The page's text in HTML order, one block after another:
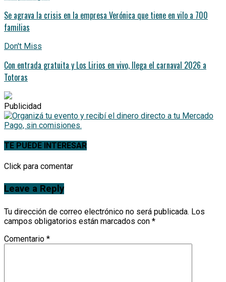
Se agrava la crisis en la empresa Verónica que tiene en vilo a 700
familias
Don't Miss
Con entrada gratuita y Los Lirios en vivo, llega el carnaval 2026 a
Totoras
Publicidad
TE PUEDE INTERESAR
Click para comentar
Leave a Reply
Tu dirección de correo electrónico no será publicada. Los
campos obligatorios están marcados con *
Comentario *